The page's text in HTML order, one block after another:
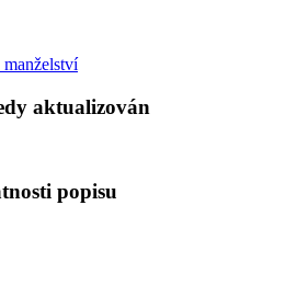
aktualizován
popisu